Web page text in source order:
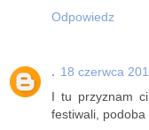
Odpowiedz
. 18 czerwca
I tu przyznam
festiwali, podoba